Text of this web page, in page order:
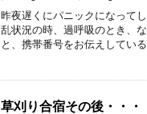
昨夜遅くにパニックになって
乱状況の時、過呼吸のとき、
と、携帯番号をお伝えしてい
草刈り合宿その後・・・